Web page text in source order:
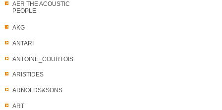
AER THE ACOUSTIC
PEOPLE
AKG
ANTARI
ANTOINE_COURTOIS
ARISTIDES
ARNOLDS&SONS
ART